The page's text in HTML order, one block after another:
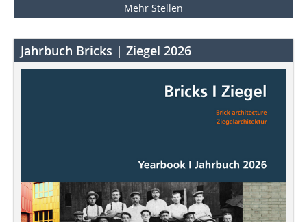
Mehr Stellen
Jahrbuch Bricks | Ziegel 2026